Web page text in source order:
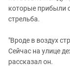
которые прибыли
стрельба.
"Вроде в воздух
Сейчас на улице
рассказал он.